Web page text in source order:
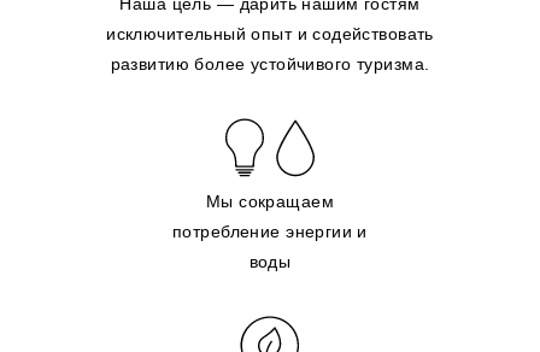
исключительный опыт и содействовать
развитию более устойчивого туризма.
Мы сокращаем
потребление энергии и
воды